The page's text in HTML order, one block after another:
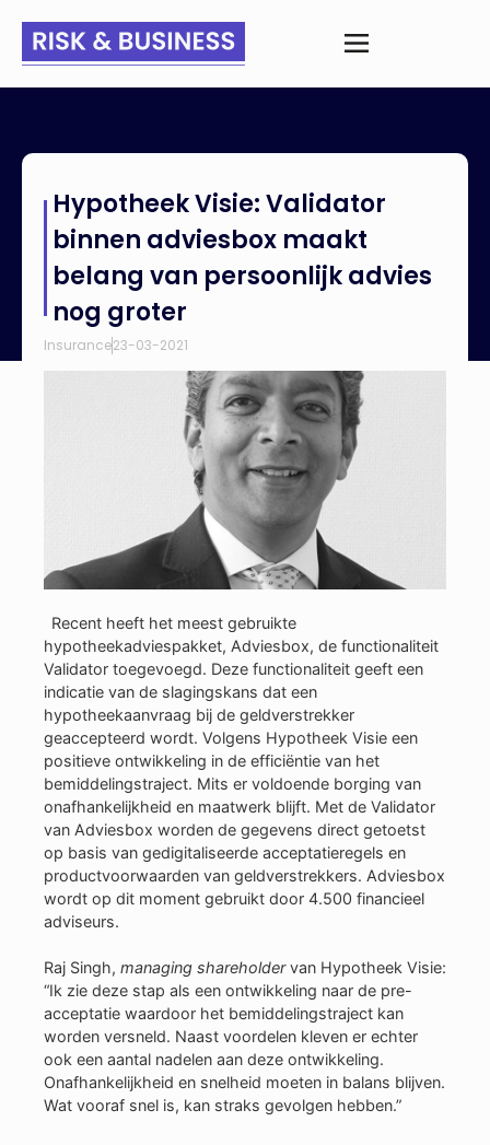
maakt belang van persoonlijk advies nog groter
Hypotheek Visie: Validator
binnen adviesbox maakt
belang van persoonlijk advies
nog groter
Insurance23-03-2021
Recent heeft het meest gebruikte
hypotheekadviespakket, Adviesbox, de functionaliteit
Validator toegevoegd. Deze functionaliteit geeft een
indicatie van de slagingskans dat een
hypotheekaanvraag bij de geldverstrekker
geaccepteerd wordt. Volgens Hypotheek Visie een
positieve ontwikkeling in de efficiëntie van het
bemiddelingstraject. Mits er voldoende borging van
onafhankelijkheid en maatwerk blijft. Met de Validator
van Adviesbox worden de gegevens direct getoetst
op basis van gedigitaliseerde acceptatieregels en
productvoorwaarden van geldverstrekkers. Adviesbox
wordt op dit moment gebruikt door 4.500 financieel
adviseurs.
Raj Singh, managing shareholdervan Hypotheek Visie:
“Ik zie deze stap als een ontwikkeling naar de pre-
acceptatie waardoor het bemiddelingstraject kan
worden versneld. Naast voordelen kleven er echter
ook een aantal nadelen aan deze ontwikkeling.
Onafhankelijkheid en snelheid moeten in balans blijven.
Wat vooraf snel is, kan straks gevolgen hebben.”